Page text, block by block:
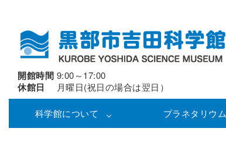
開館時間 9:00～17:00
休館日 月曜日(祝日の場合は翌日）
科学館について プラネタリウム